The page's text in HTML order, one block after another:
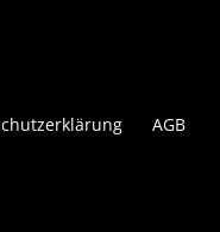
AGB